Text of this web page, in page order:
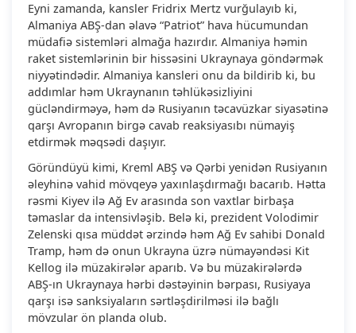
Eyni zamanda, kansler Fridrix Mertz vurğulayıb ki,
Almaniya ABŞ-dan əlavə “Patriot” hava hücumundan
müdafiə sistemləri almağa hazırdır. Almaniya həmin
raket sistemlərinin bir hissəsini Ukraynaya göndərmək
niyyətindədir. Almaniya kansleri onu da bildirib ki, bu
addımlar həm Ukraynanın təhlükəsizliyini
gücləndirməyə, həm də Rusiyanın təcavüzkar siyasətinə
qarşı Avropanın birgə cavab reaksiyasıbı nümayiş
etdirmək məqsədi daşıyır.
Göründüyü kimi, Kreml ABŞ və Qərbi yenidən Rusiyanın
əleyhinə vahid mövqeyə yaxınlaşdırmağı bacarıb. Hətta
rəsmi Kiyev ilə Ağ Ev arasında son vaxtlar birbaşa
təmaslar da intensivləşib. Belə ki, prezident Volodimir
Zelenski qısa müddət ərzində həm Ağ Ev sahibi Donald
Tramp, həm də onun Ukrayna üzrə nümayəndəsi Kit
Kellog ilə müzakirələr aparıb. Və bu müzakirələrdə
ABŞ-ın Ukraynaya hərbi dəstəyinin bərpası, Rusiyaya
qarşı isə sanksiyaların sərtləşdirilməsi ilə bağlı
mövzular ön planda olub.